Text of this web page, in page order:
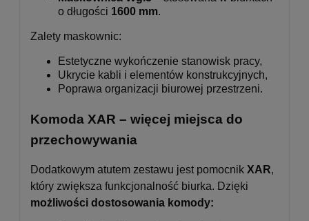
o długości 1600 mm.
Zalety maskownic:
Estetyczne wykończenie stanowisk pracy,
Ukrycie kabli i elementów konstrukcyjnych,
Poprawa organizacji biurowej przestrzeni.
Komoda XAR – więcej miejsca do
przechowywania
Dodatkowym atutem zestawu jest pomocnik XAR,
który zwiększa funkcjonalność biurka. Dzięki
możliwości dostosowania komody: